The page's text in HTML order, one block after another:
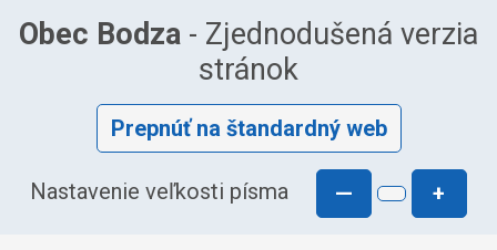
Obec Bodza - Zjednodušená verzia
stránok
Prepnúť na štandardný web
Nastavenie veľkosti písma — +